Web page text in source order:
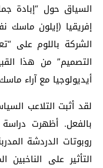
السياق حول “إبادة
إفريقيا (إيلون ماسك
الشركة باللوم على
التصميم” من هذا
أيديولوجيا مع آراء
لقد أثبت التلاعب
روبوتات الدردشة
التأثير على الناخبين